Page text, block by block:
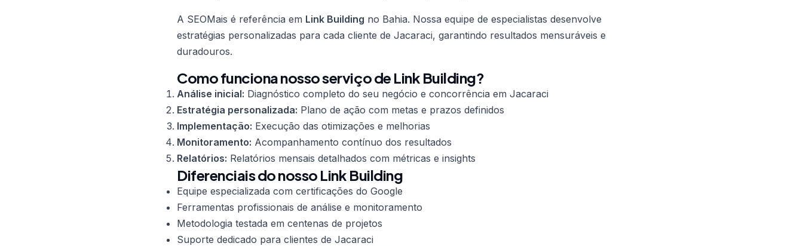
A SEOMais é referência em Link Building no Bahia. Nossa equipe de especialistas desenvolve
estratégias personalizadas para cada cliente de Jacaraci, garantindo resultados mensuráveis e
duradouros.
Como funciona nosso serviço de Link Building?
Análise inicial: Diagnóstico completo do seu negócio e concorrência em Jacaraci
Estratégia personalizada: Plano de ação com metas e prazos definidos
Implementação: Execução das otimizações e melhorias
Monitoramento: Acompanhamento contínuo dos resultados
Relatórios: Relatórios mensais detalhados com métricas e insights
Diferenciais do nosso Link Building
Equipe especializada com certificações do Google
Ferramentas profissionais de análise e monitoramento
Metodologia testada em centenas de projetos
Suporte dedicado para clientes de Jacaraci